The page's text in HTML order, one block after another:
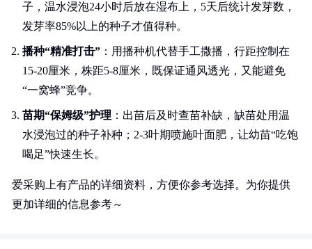
子，温水浸泡24小时后放在湿布上，5天后统计发芽数，
发芽率85%以上的种子才值得种。
播种“精准打击” ：用播种机代替手工撒播，行距控制在
15-20厘米，株距5-8厘米，既保证通风透光，又能避免
“一窝蜂”竞争。
苗期“保姆级”护理 ：出苗后及时查苗补缺，缺苗处用温
水浸泡过的种子补种；2-3叶期喷施叶面肥，让幼苗“吃饱
喝足”快速生长。
爱采购上有产品的详细资料，方便你参考选择。为你提供
更加详细的信息参考～